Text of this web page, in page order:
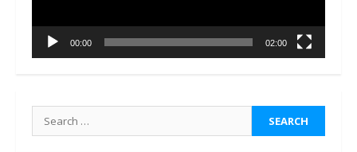
00:00 02:00
Search
for: